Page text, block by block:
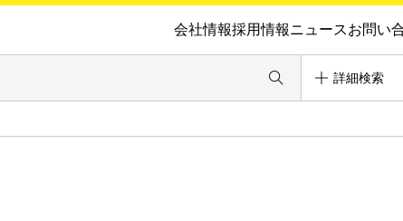
会社情報採用情報ニュースお問い
詳細検索